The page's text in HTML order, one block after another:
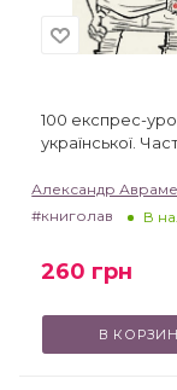
100 експрес-
української.
Александр
#книголав
В
260 грн
В